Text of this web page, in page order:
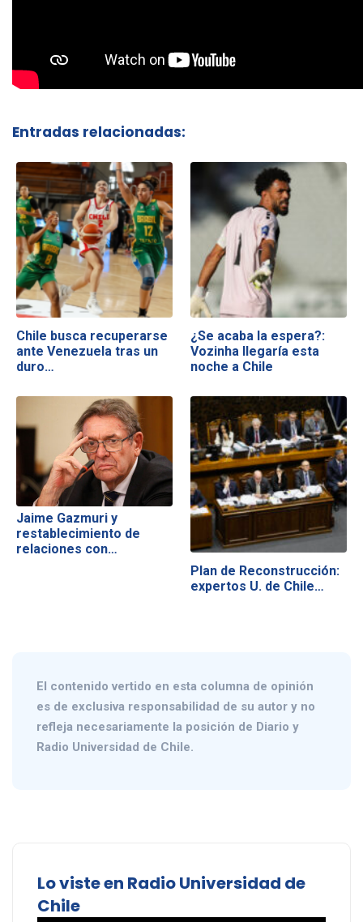
Entradas relacionadas:
Chile busca recuperarse
ante Venezuela tras un
duro…
¿Se acaba la espera?:
Vozinha llegaría esta
noche a Chile
Jaime Gazmuri y
restablecimiento de
relaciones con…
Plan de Reconstrucción:
expertos U. de Chile…
El contenido vertido en esta columna de opinión
es de exclusiva responsabilidad de su autor y no
refleja necesariamente la posición de Diario y
Radio Universidad de Chile.
Lo viste en Radio Universidad de
Chile